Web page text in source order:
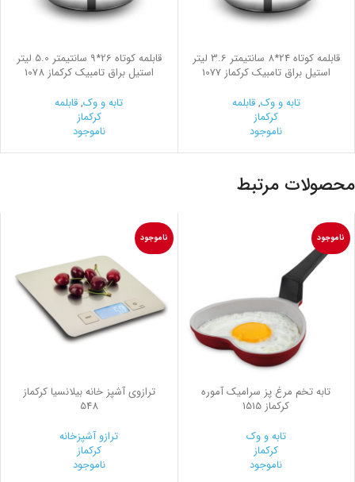
قابلمه کوتاه 24*8 سانتیمتر 3.6 لیتر
استیل براق تامبیک کرکماز 1077
تابه و وک,قابلمه
کرکماز
ناموجود
قابلمه کوتاه 26*9 سانتیمتر 5.0 لیتر
استیل براق تامبیک کرکماز 1078
تابه و وک,قابلمه
کرکماز
ناموجود
محصولات مرتبط
ناموجود
تابه تخم مرغ پز سرامیک آموره
کرکماز 1515
تابه و وک
کرکماز
ناموجود
ناموجود
ترازوی آشپز خانه بیلانسیا کرکماز
548
ترازو آشپزخانه
کرکماز
ناموجود